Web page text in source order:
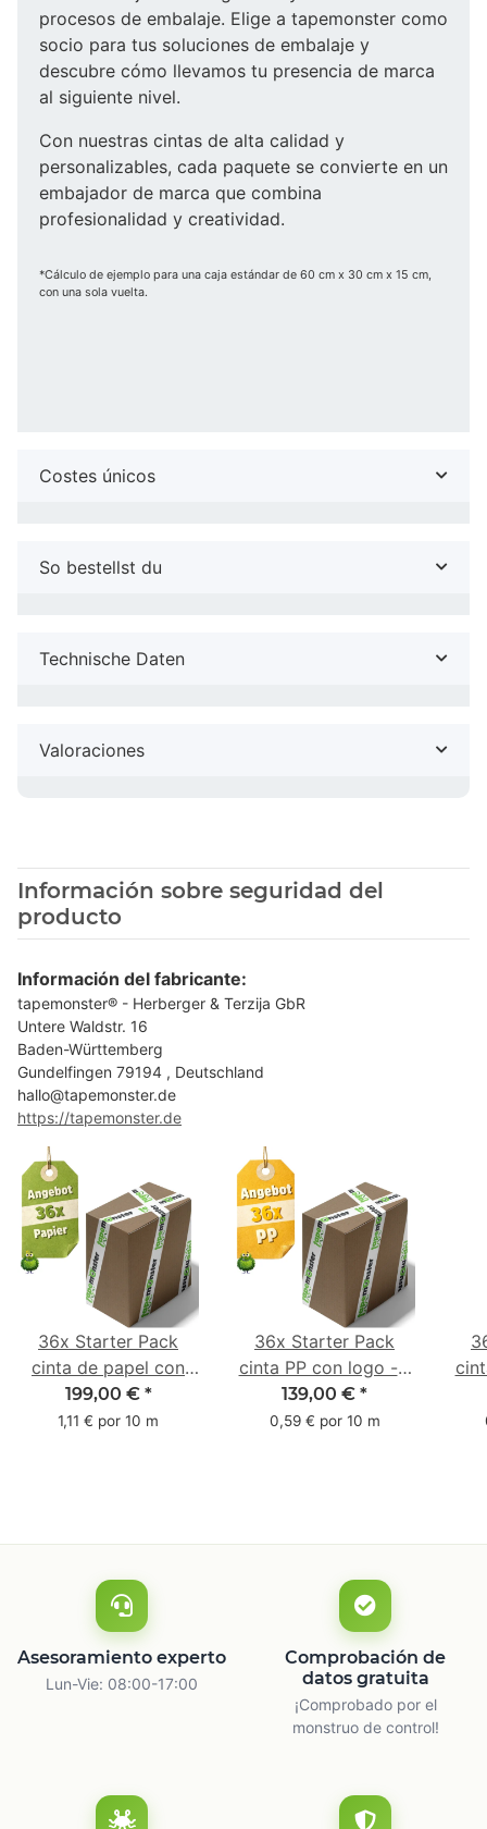
procesos de embalaje. Elige a tapemonster como
socio para tus soluciones de embalaje y
descubre cómo llevamos tu presencia de marca
al siguiente nivel.
Con nuestras cintas de alta calidad y
personalizables, cada paquete se convierte en un
embajador de marca que combina
profesionalidad y creatividad.
*Cálculo de ejemplo para una caja estándar de 60 cm x 30 cm x 15 cm,
con una sola vuelta.
Costes únicos
So bestellst du
Technische Daten
Valoraciones
Información sobre seguridad del
producto
Información del fabricante:
tapemonster® - Herberger & Terzija GbR
Untere Waldstr. 16
Baden-Württemberg
Gundelfingen 79194 , Deutschland
hallo@tapemonster.de
https://tapemonster.de
36x Starter Pack
cinta de papel con
logo - 1 color - 50
mm x 50 m - caucho
199,00 € *
1,11 € por 10 m
36x Starter Pack
cinta PP con logo - 1
color - 48 mm x 66 m
139,00 € *
0,59 € por 10 m
m
Asesoramiento experto
Lun-Vie: 08:00-17:00
Comprobación de
datos gratuita
¡Comprobado por el
monstruo de control!